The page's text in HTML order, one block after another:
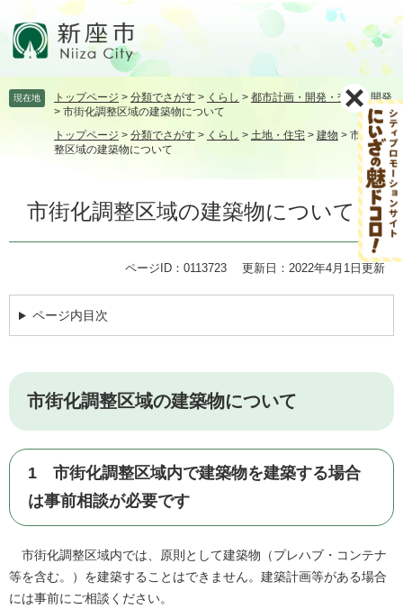
頭飛 現在地 トップページ > 分類でさがす > くらし > 都市計画・開発・交通 >開発
> 市街化調整区域の建築物について
トップページ > 分類でさがす > くらし > 土地・住宅 > 建物 > 市街化調
整区域の建築物について
市街化調整区域の建築物について
ページID：0113723 更新日：2022年4月1日更新
ページ内目次
市街化調整区域の建築物について
1 市街化調整区域内で建築物を建築する場合
は事前相談が必要です
市街化調整区域内では、原則として建築物（プレハブ・コンテナ
等を含む。）を建築することはできません。建築計画等がある場合
には事前にご相談ください。